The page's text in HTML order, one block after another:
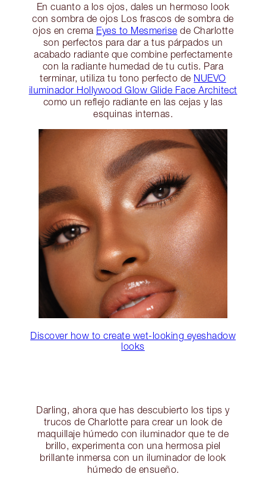
En cuanto a los ojos, dales un hermoso look
con sombra de ojos Los frascos de sombra de
ojos en crema Eyes to Mesmerise de Charlotte
son perfectos para dar a tus párpados un
acabado radiante que combine perfectamente
con la radiante humedad de tu cutis. Para
terminar, utiliza tu tono perfecto de NUEVO
iluminador Hollywood Glow Glide Face Architect
como un reflejo radiante en las cejas y las
esquinas internas.
Discover how to create wet-looking eyeshadow
looks
Darling, ahora que has descubierto los tips y
trucos de Charlotte para crear un look de
maquillaje húmedo con iluminador que te de
brillo, experimenta con una hermosa piel
brillante inmersa con un iluminador de look
húmedo de ensueño.